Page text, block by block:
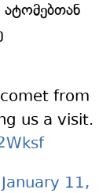
from
us a visit.
January 11,